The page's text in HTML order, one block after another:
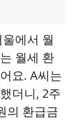
에서 월
월세 환
요. A씨는
더니, 2주
의 환급금